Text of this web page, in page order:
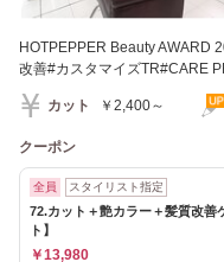
HOTPEPPER Beauty AWARD
改善#カスタマイズTR#CARE
カット ￥2,400～
クーポン
全員 スタイリスト指定
72.カット＋艶カラー＋髪質改善
ト】
￥13,980